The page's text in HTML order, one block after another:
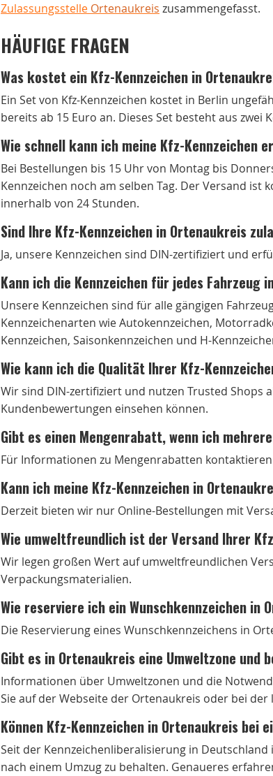
Zulassungsstelle Ortenaukreis zusammengefasst.
HÄUFIGE FRAGEN
Was kostet ein Kfz-Kennzeichen in
Ein Set von Kfz-Kennzeichen kostet in Berlin
bereits ab 15 Euro an. Dieses Set besteht aus zwei
Wie schnell kann ich meine Kfz-Kennzeichen
Bei Bestellungen bis 15 Uhr von Montag bis
Kennzeichen noch am selben Tag. Der Versand ist
innerhalb von 24 Stunden.
Sind Ihre Kfz-Kennzeichen in Ortenaukreis
Ja, unsere Kennzeichen sind DIN-zertifiziert und
Kann ich die Kennzeichen für jedes Fahrzeug
Unsere Kennzeichen sind für alle gängigen
Kennzeichenarten wie Autokennzeichen,
Kennzeichen, Saisonkennzeichen und H-
Wie kann ich die Qualität Ihrer Kfz-
Wir sind DIN-zertifiziert und nutzen Trusted Shops
Kundenbewertungen einsehen können.
Gibt es einen Mengenrabatt, wenn ich
Für Informationen zu Mengenrabatten
Kann ich meine Kfz-Kennzeichen in
Derzeit bieten wir nur Online-Bestellungen mit
Wie umweltfreundlich ist der Versand Ihrer
Wir legen großen Wert auf umweltfreundlichen
Verpackungsmaterialien.
Wie reserviere ich ein Wunschkennzeichen in
Die Reservierung eines Wunschkennzeichens in
Gibt es in Ortenaukreis eine Umweltzone
Informationen über Umweltzonen und die
Sie auf der Webseite der Ortenaukreis oder bei
Können Kfz-Kennzeichen in Ortenaukreis bei
Seit der Kennzeichenliberalisierung in
nach einem Umzug zu behalten. Genaueres